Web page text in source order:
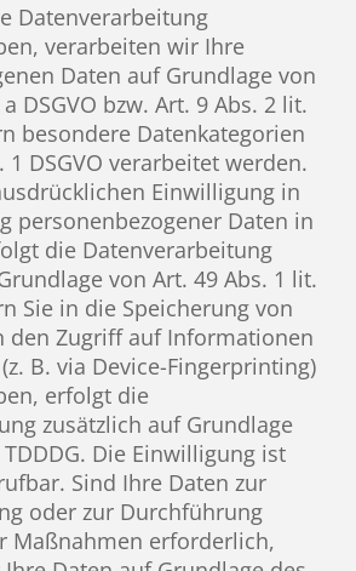
Datenverarbeitung
verarbeiten wir Ihre
Daten auf Grundlage von
DSGVO bzw. Art. 9 Abs. 2 lit.
besondere Datenkategorien
1 DSGVO verarbeitet werden.
Einwilligung in
personenbezogener Daten in
die Datenverarbeitung
von Art. 49 Abs. 1 lit.
Sie in die Speicherung von
den Zugriff auf Informationen
B. via Device-Fingerprinting)
erfolgt die
zusätzlich auf Grundlage
Die Einwilligung ist
Sind Ihre Daten zur
oder zur Durchführung
Maßnahmen erforderlich,